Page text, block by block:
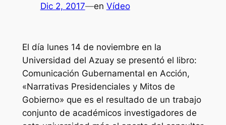
Dic 2, 2017—en Vídeo
El día lunes 14 de noviembre en la
Universidad del Azuay se presentó el libro:
Comunicación Gubernamental en Acción,
«Narrativas Presidenciales y Mitos de
Gobierno» que es el resultado de un trabajo
conjunto de académicos investigadores de